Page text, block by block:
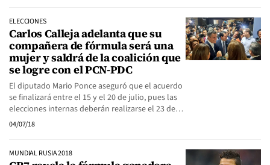
ELECCIONES
Carlos Calleja adelanta que su
compañera de fórmula será una
mujer y saldrá de la coalición que
se logre con el PCN-PDC
El diputado Mario Ponce aseguró que el acuerdo
se finalizará entre el 15 y el 20 de julio, pues las
elecciones internas deberán realizarse el 23 de…
04/07/18
MUNDIAL RUSIA 2018